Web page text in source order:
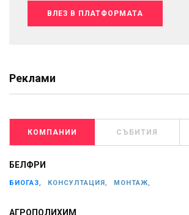
ВЛЕЗ В ПЛАТФОРМАТА
Реклами
КОМПАНИИ СЪБИТИЯ
БЕЛФРИ
БИОГАЗ, КОНСУЛТАЦИЯ, МОНТАЖ,
АГРОПОЛИХИМ